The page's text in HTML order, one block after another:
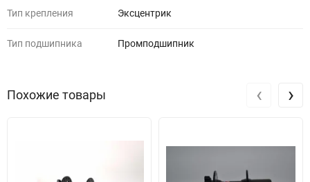
Тип крепления Эксцентрик
Тип подшипника Промподшипник
Похожие товары ‹ ›